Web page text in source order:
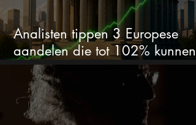
Analisten tippen 3 Europese
aandelen die tot 102% kunnen
stijgen